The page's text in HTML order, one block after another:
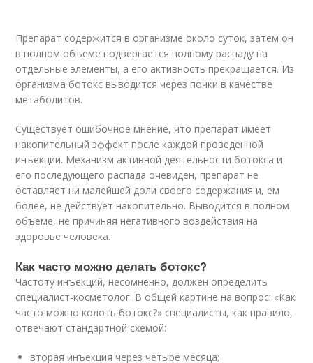
Препарат содержится в организме около суток, затем он
в полном объеме подвергается полному распаду на
отдельные элементы, а его активность прекращается. Из
организма ботокс выводится через почки в качестве
метаболитов.
Существует ошибочное мнение, что препарат имеет
накопительный эффект после каждой проведенной
инъекции. Механизм активной деятельности ботокса и
его последующего распада очевиден, препарат не
оставляет ни малейшей доли своего содержания и, ем
более, не действует накопительно. Выводится в полном
объеме, не причиняя негативного воздействия на
здоровье человека.
Как часто можно делать ботокс?
Частоту инъекций, несомненно, должен определить
специалист-косметолог. В общей картине на вопрос: «Как
часто можно колоть ботокс?» специалисты, как правило,
отвечают стандартной схемой:
вторая инъекция через четыре месяца;